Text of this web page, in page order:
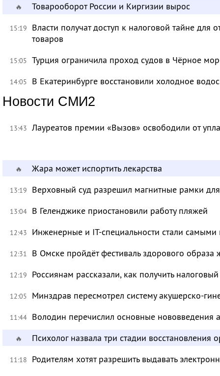
🔥 Товарооборот России и Киргизии вырос
15:19
Власти получат доступ к налоговой тайне для
товаров
15:05 Турция ограничила проход судов в Чёрное
14:05 В Екатеринбурге восстановили холодное
Новости СМИ2
13:43 Лауреатов премии «Вызов» освободили от
🔥 Жара может испортить лекарства
13:19 Верховный суд разрешил магнитные рамки
13:04 В Геленджике приостановили работу пляжей
12:43 Инженерные и IT-специальности стали
12:31 В Омске пройдёт фестиваль здорового
12:19 Россиянам рассказали, как получить
12:05 Минздрав пересмотрел систему акушерско-
11:44 Володин перечислил основные нововведения
🔥 Психолог назвала три стадии восстановления
11:18
Родителям хотят разрешить выдавать